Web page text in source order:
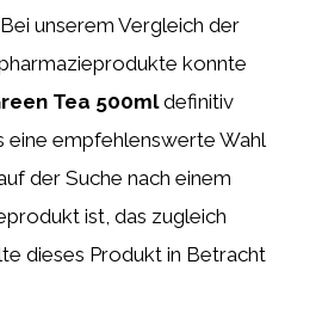
unserem Vergleich der
konnte
Tea 500mldefinitiv
eine empfehlenswerte Wahl
der Suche nach einem
ist, das zugleich
dieses Produkt in Betracht